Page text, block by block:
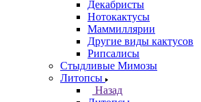
Декабристы
Нотокактусы
Маммиллярии
Другие виды кактусов
Рипсалисы
Стыдливые Мимозы
Литопсы
Назад